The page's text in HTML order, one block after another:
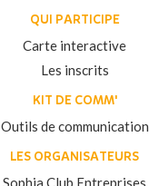
QUI PARTICIPE
Carte interactive
Les inscrits
KIT DE COMM'
Outils de communication
LES ORGANISATEURS
Sophia Club Entreprises